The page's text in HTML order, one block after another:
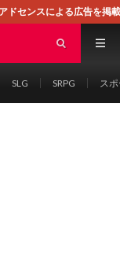
を掲載しております。
SLG SRPG ス